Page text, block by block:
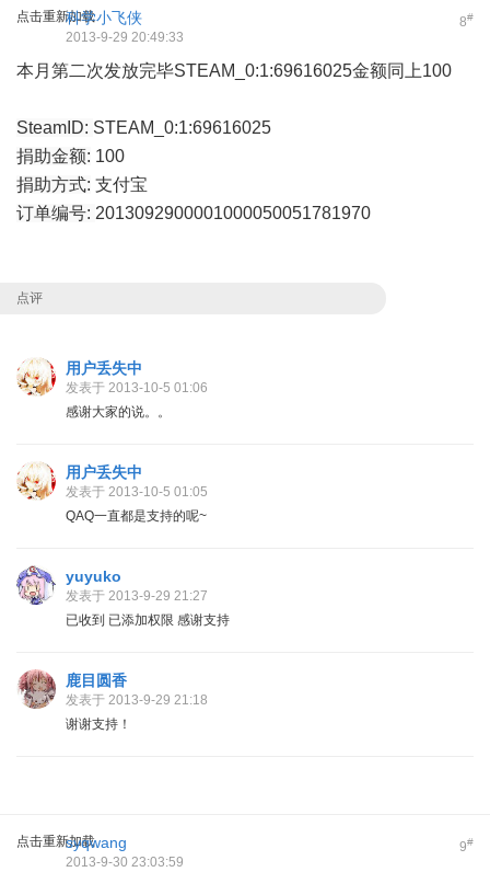
点击重新加载 8#
科学小飞侠
2013-9-29 20:49:33
本月第二次发放完毕STEAM_0:1:69616025金额同上100
SteamID: STEAM_0:1:69616025
捐助金额: 100
捐助方式: 支付宝
订单编号: 2013092900001000050051781970
点评
用户丢失中
发表于 2013-10-5 01:06
感谢大家的说。。
用户丢失中
发表于 2013-10-5 01:05
QAQ一直都是支持的呢~
yuyuko
发表于 2013-9-29 21:27
已收到 已添加权限 感谢支持
鹿目圆香
发表于 2013-9-29 21:18
谢谢支持！
点击重新加载 9#
syqwang
2013-9-30 23:03:59